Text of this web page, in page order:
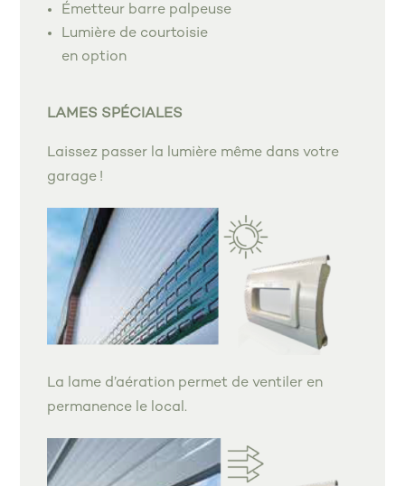
Émetteur barre palpeuse
Lumière de courtoisie
en option
LAMES SPÉCIALES
Laissez passer la lumière même dans votre
garage !
La lame d’aération permet de ventiler en
permanence le local.